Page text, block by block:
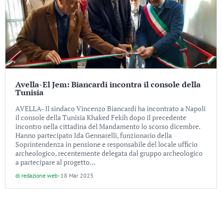
Avella-El Jem: Biancardi incontra il console della
Tunisia
AVELLA- Il sindaco Vincenzo Biancardi ha incontrato a Napoli
il console della Tunisia Khaked Fekih dopo il precedente
incontro nella cittadina del Mandamento lo scorso dicembre.
Hanno partecipato Ida Gennarelli, funzionario della
Soprintendenza in pensione e responsabile del locale ufficio
archeologico, recentemente delegata dal gruppo archeologico
a partecipare al progetto...
di redazione web- 18 Mar 2025